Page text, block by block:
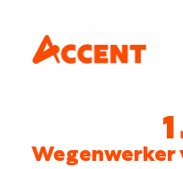
Wegenwerker